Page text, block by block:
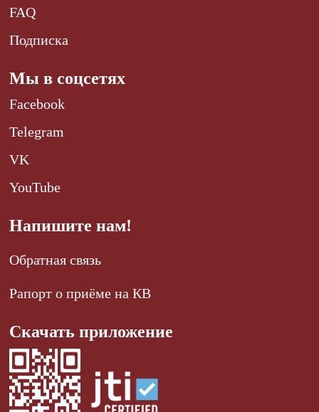
FAQ
Подписка
Мы в соцсетях
Facebook
Telegram
VK
YouTube
Напишите нам!
Обратная связь
Рапорт о приёме на КВ
Скачать приложение